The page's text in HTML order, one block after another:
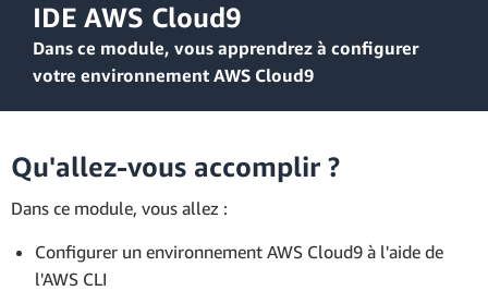
IDE AWS Cloud9
Dans ce module, vous apprendrez à configurer
votre environnement AWS Cloud9
Qu'allez-vous accomplir ?
Dans ce module, vous allez :
Configurer un environnement AWS Cloud9 à l'aide de
l'AWS CLI